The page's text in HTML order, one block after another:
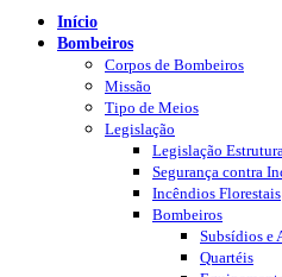
Início
Bombeiros
Corpos de Bombeiros
Missão
Tipo de Meios
Legislação
Legislação
Segurança contra
Incêndios Florestais
Bombeiros
Subsídios e
Quartéis